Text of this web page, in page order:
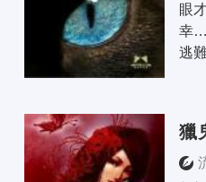
眼
幸
逃
獵